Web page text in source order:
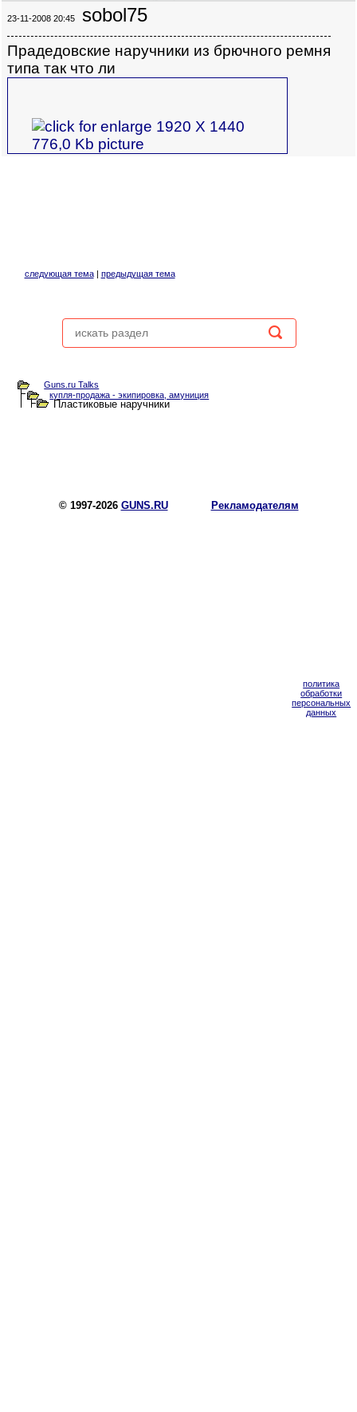
23-11-2008 20:45 sobol75
Прадедовские наручники из брючного ремня
типа так что ли
следующая тема| предыдущая тема
Guns.ru Talks
купля-продажа - экипировка, амуниция
Пластиковые наручники
© 1997-2026 GUNS.RU Рекламодателям
политика
обработки
персональных
данных